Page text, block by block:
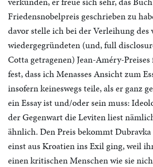
Friedensnobelpreis geschrieben zu
davor stelle ich bei der Verleihung des
wiedergegründeten (und, full
Cotta getragenen) Jean-Améry-
fest, dass ich Menasses Ansicht zum
insofern keineswegs teile, als er ganz
ein Essay ist und/oder sein muss:
der Gegenwart die Leviten liest
ähnlich. Den Preis bekommt
einst aus Kroatien ins Exil ging, weil
einen kritischen Menschen wie sie